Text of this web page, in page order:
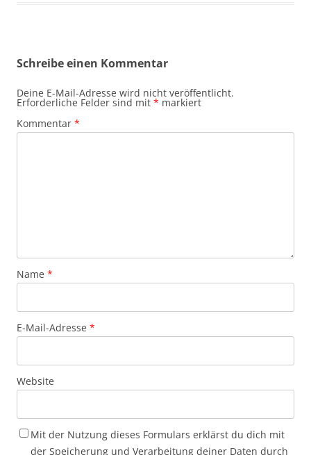
Schreibe einen Kommentar
Deine E-Mail-Adresse wird nicht veröffentlicht.
Erforderliche Felder sind mit * markiert
Kommentar *
Name *
E-Mail-Adresse *
Website
Mit der Nutzung dieses Formulars erklärst du dich mit
der Speicherung und Verarbeitung deiner Daten durch